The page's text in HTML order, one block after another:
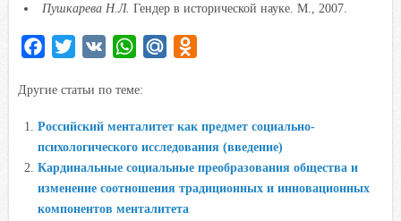
Пушкарева Н.Л. Гендер в исторической науке. М., 2007.
c
o
o
k
i
e
r
W
a
A
p
p
R
u
l
a
Другие статьи по теме:
Российский менталитет как предмет социально-
психологического исследования (введение)
Кардинальные социальные преобразования общества и
изменение соотношения традиционных и инновационных
компонентов менталитета